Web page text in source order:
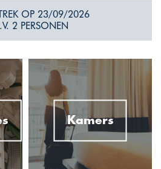
OP 23/09/2026
2 PERSONEN
Kamers